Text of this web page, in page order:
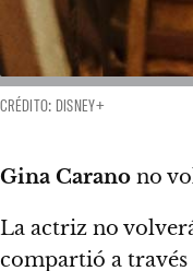
CRÉDITO: DISNEY+
Gina Carano no
La actriz no
compartió a